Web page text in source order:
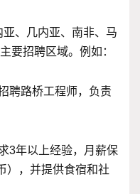
、几内亚、南非、马
要招聘区域。例如：
聘路桥工程师，负责
3年以上经验，月薪保
），并提供食宿和社